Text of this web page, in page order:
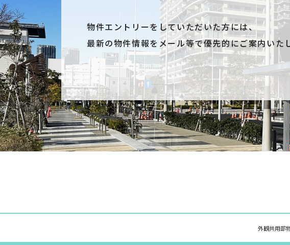
物件エントリーをしていただいた方には、
最新の物件情報をメール等で優先的にご案内いた
外観共用部